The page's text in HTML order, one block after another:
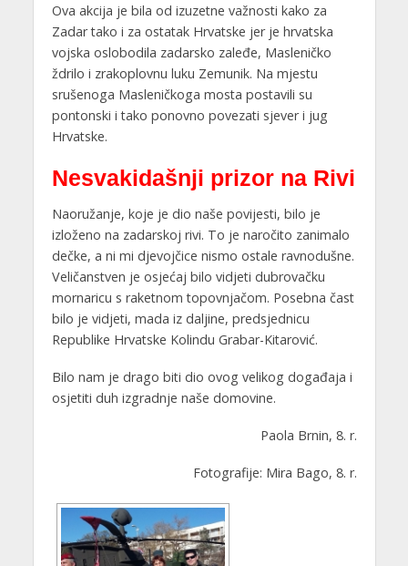
Ova akcija je bila od izuzetne važnosti kako za
Zadar tako i za ostatak Hrvatske jer je hrvatska
vojska oslobodila zadarsko zaleđe, Masleničko
ždrilo i zrakoplovnu luku Zemunik. Na mjestu
srušenoga Masleničkoga mosta postavili su
pontonski i tako ponovno povezati sjever i jug
Hrvatske.
Nesvakidašnji prizor na Rivi
Naoružanje, koje je dio naše povijesti, bilo je
izloženo na zadarskoj rivi. To je naročito zanimalo
dečke, a ni mi djevojčice nismo ostale ravnodušne.
Veličanstven je osjećaj bilo vidjeti dubrovačku
mornaricu s raketnom topovnjačom. Posebna čast
bilo je vidjeti, mada iz daljine, predsjednicu
Republike Hrvatske Kolindu Grabar-Kitarović.
Bilo nam je drago biti dio ovog velikog događaja i
osjetiti duh izgradnje naše domovine.
Paola Brnin, 8. r.
Fotografije: Mira Bago, 8. r.